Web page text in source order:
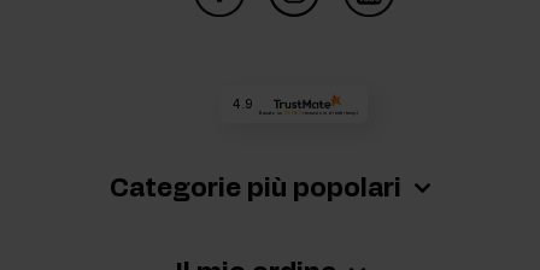
Categorie più popolari
4.9
Basato su 73 067 recensioni di tutti i tempi